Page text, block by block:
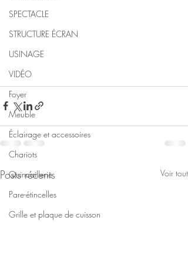
SPECTACLE
STRUCTURE ÉCRAN
USINAGE
VIDÉO
Foyer
Meuble
Éclairage et accessoires
Chariots
Quincaillerie
Pare-étincelles
Grille et plaque de cuisson
Posts récents Voir tout